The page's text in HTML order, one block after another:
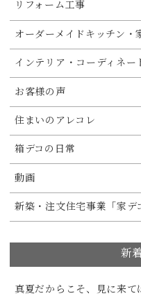
リフォーム工事
オーダーメイドキッチン・
インテリア・コーディネー
お客様の声
住まいのアレコレ
箱デコの日常
動画
新築・注文住宅事業「家デ
新
真夏だからこそ、見に来て